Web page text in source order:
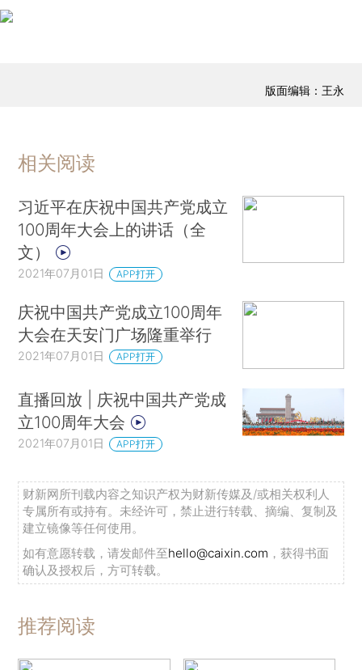
版面编辑：王永
相关阅读
习近平在庆祝中国共产党成立
100周年大会上的讲话（全
文）
2021年07月01日 APP打开
庆祝中国共产党成立100周年
大会在天安门广场隆重举行
2021年07月01日 APP打开
直播回放 | 庆祝中国共产党成
立100周年大会
2021年07月01日 APP打开
财新网所刊载内容之知识产权为财新传媒及/或相关权利人
专属所有或持有。未经许可，禁止进行转载、摘编、复制及
建立镜像等任何使用。
如有意愿转载，请发邮件至hello@caixin.com ，获得书面
确认及授权后，方可转载。
推荐阅读